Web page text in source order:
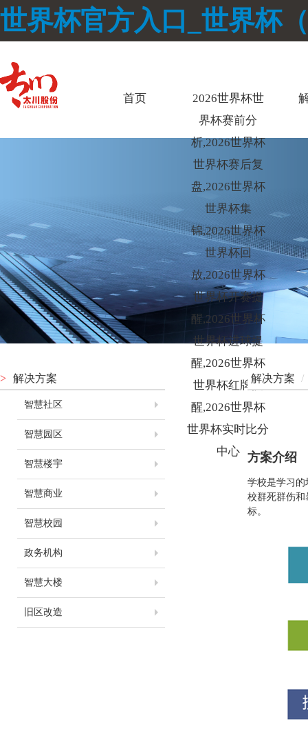
世界杯官方入口_世界杯
首页
2026世界杯世
界杯赛前分
析,2026世界杯
世界杯赛后复
盘,2026世界杯
世界杯集
锦,2026世界杯
世界杯回
放,2026世界杯
世界杯开赛提
醒,2026世界杯
世界杯进球提
醒,2026世界杯
世界杯红牌提
醒,2026世界杯
世界杯实时比分
中心
> 解决方案
智慧社区
智慧园区
智慧楼宇
智慧商业
智慧校园
政务机构
智慧大楼
旧区改造
解决方案 /
方案介绍
学校是学习
校群死群伤
标。